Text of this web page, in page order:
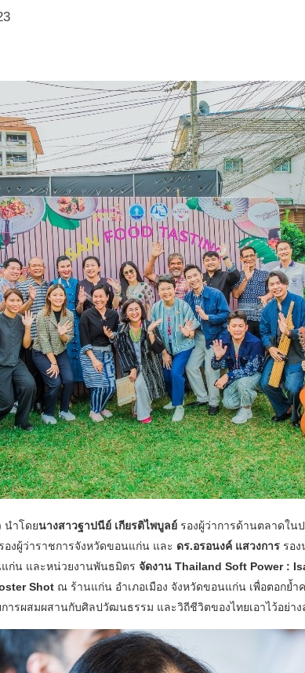
นำโดยนางสาวฐาปนีย์ เกียรติไพบูลย์ รองผู้ว่าการด้านตลาดใน
รองผู้ว่าราชการจังหวัดขอนแก่น และ ดร.อรอนงค์ แสวงการ รอ
ก่น และหน่วยงานพันธมิตร จัดงาน Thailand Soft Power :
Shot ณ ร้านแก่น อำเภอเมือง จังหวัดขอนแก่น เพื่อตอกย้ำ
ารผสมผสานกับศิลปวัฒนธรรม และวิถีชีวิตของไทยเอาไว้อย่าง